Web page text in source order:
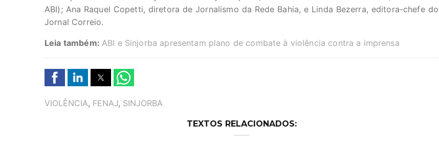
ABI); Ana Raquel Copetti, diretora de Jornalismo da Rede Bahia, e Linda Bezerra, editora-chefe do
Jornal Correio.
Leia também: ABI e Sinjorba apresentam plano de combate à violência contra a imprensa
TAGS
VIOLÊNCIA, FENAJ, SINJORBA
TEXTOS RELACIONADOS: